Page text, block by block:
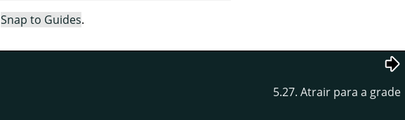
Snap to Guides.
5.27. Atrair para a grade